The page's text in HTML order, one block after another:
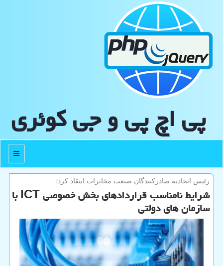
پی اچ پی و جی كوئری
منو
رئیس اتحادیه صادركنندگان صنعت مخابرات انتقاد كرد؛
شرایط نامناسب قراردادهای بخش خصوصی ICT با
سازمان های دولتی